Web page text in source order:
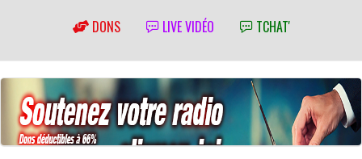
DONS LIVE VIDÉO TCHAT'